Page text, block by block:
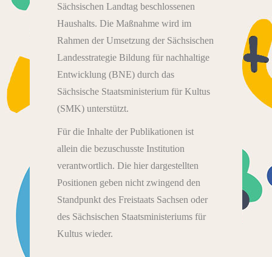
Sächsischen Landtag beschlossenen
Haushalts. Die Maßnahme wird im
Rahmen der Umsetzung der Sächsischen
Landesstrategie Bildung für nachhaltige
Entwicklung (BNE) durch das
Sächsische Staatsministerium für Kultus
(SMK) unterstützt.
Für die Inhalte der Publikationen ist
allein die bezuschusste Institution
verantwortlich. Die hier dargestellten
Positionen geben nicht zwingend den
Standpunkt des Freistaats Sachsen oder
des Sächsischen Staatsministeriums für
Kultus wieder.